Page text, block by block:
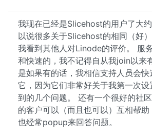
我现在已经是Slicehost的用户了大
以说很多关于Slicehost的相同（好
我看到其他人对Linode的评价。 服
和快速的，我不记得自从我join以来
是如果有的话，我相信支持人员会
它，因为它们非常好关于我第一次设
到的几个问题。 还有一个很好的社
的客户可以（而且也可以）互相帮
也经常popup来回答问题。